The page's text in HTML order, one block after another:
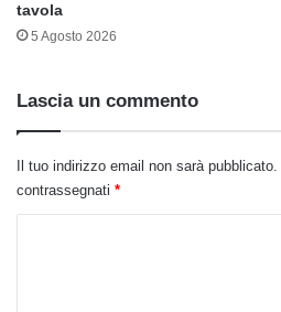
tavola
5 Agosto 2026
Lascia un commento
Il tuo indirizzo email non sarà pubblicato.
contrassegnati *